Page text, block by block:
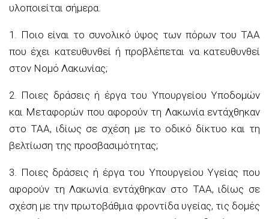
υλοποιείται σήμερα.
1. Ποιο είναι το συνολικό ύψος των πόρων του ΤΑΑ
που έχει κατευθυνθεί ή προβλέπεται να κατευθυνθεί
στον Νομό Λακωνίας;
2. Ποιες δράσεις ή έργα του Υπουργείου Υποδομών
και Μεταφορών που αφορούν τη Λακωνία εντάχθηκαν
στο ΤΑΑ, ιδίως σε σχέση με το οδικό δίκτυο και τη
βελτίωση της προσβασιμότητας;
3. Ποιες δράσεις ή έργα του Υπουργείου Υγείας που
αφορούν τη Λακωνία εντάχθηκαν στο ΤΑΑ, ιδίως σε
σχέση με την πρωτοβάθμια φροντίδα υγείας, τις δομές